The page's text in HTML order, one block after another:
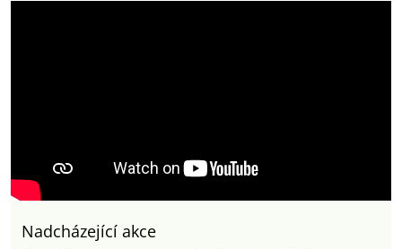
Nadcházející akce